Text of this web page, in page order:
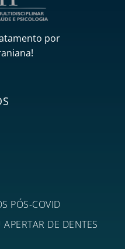
por
PÓS-COVID
DE DENTES